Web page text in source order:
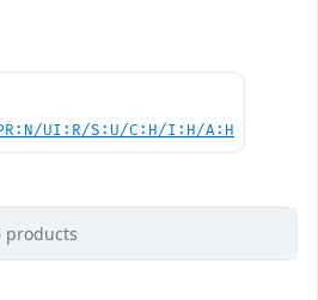
UI:R/S:U/C:H/I:H/A:H
products